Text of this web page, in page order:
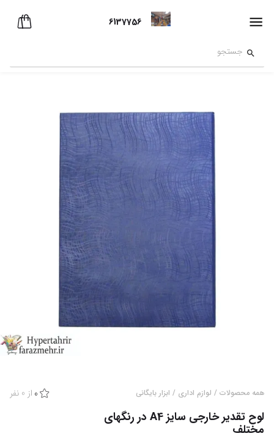
6137756
همه محصولات / لوازم اداری / ابزار بایگانی 0 از 0 نفر
لوح تقدیر خارجی سایز A4 در رنگهای
مختلف